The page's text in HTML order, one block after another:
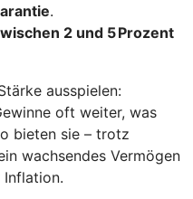
.
2 und 5 Prozent
ausspielen:
oft weiter, was
bieten sie – trotz
wachsendes Vermögen
Inflation.